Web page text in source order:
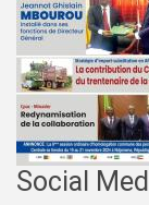
Social